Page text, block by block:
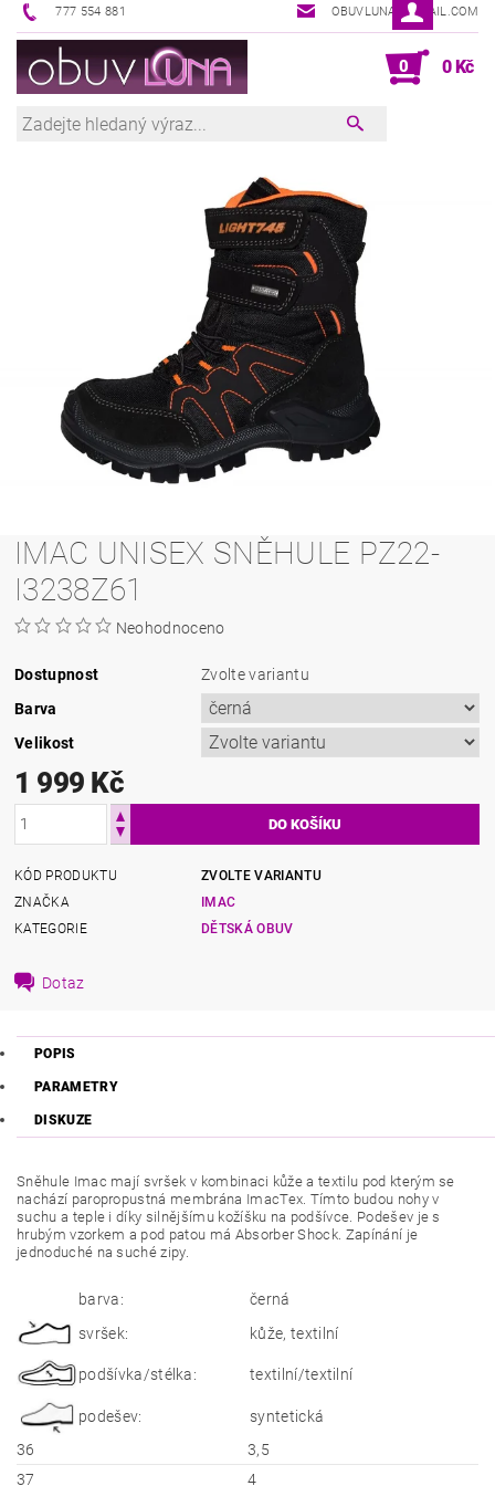
777 554 881 OBUVLUNA@GMAIL.COM
0 0 Kč
IMAC UNISEX SNĚHULE PZ22-
I3238Z61
Neohodnoceno
Dostupnost
Zvolte variantu
Barva
Velikost
1 999 Kč
KÓD PRODUKTU
ZVOLTE VARIANTU
ZNAČKA
IMAC
KATEGORIE
DĚTSKÁ OBUV
Dotaz
POPIS
PARAMETRY
DISKUZE
Sněhule Imac mají svršek v kombinaci kůže a textilu pod kterým se
nachází paropropustná membrána ImacTex. Tímto budou nohy v
suchu a teple i díky silnějšímu kožíšku na podšívce. Podešev je s
hrubým vzorkem a pod patou má Absorber Shock. Zapínání je
jednoduché na suché zipy.
barva:
černá
svršek:
kůže, textilní
podšívka/stélka: textilní/textilní
podešev:
syntetická
36
3,5
37
4